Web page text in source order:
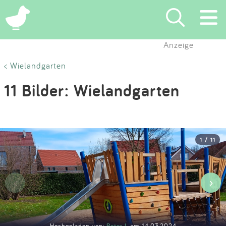
×
Eintragen
Blog
Partner
Kontakt
Anzeige
< Wielandgarten
11 Bilder: Wielandgarten
1 / 11
‹ ›